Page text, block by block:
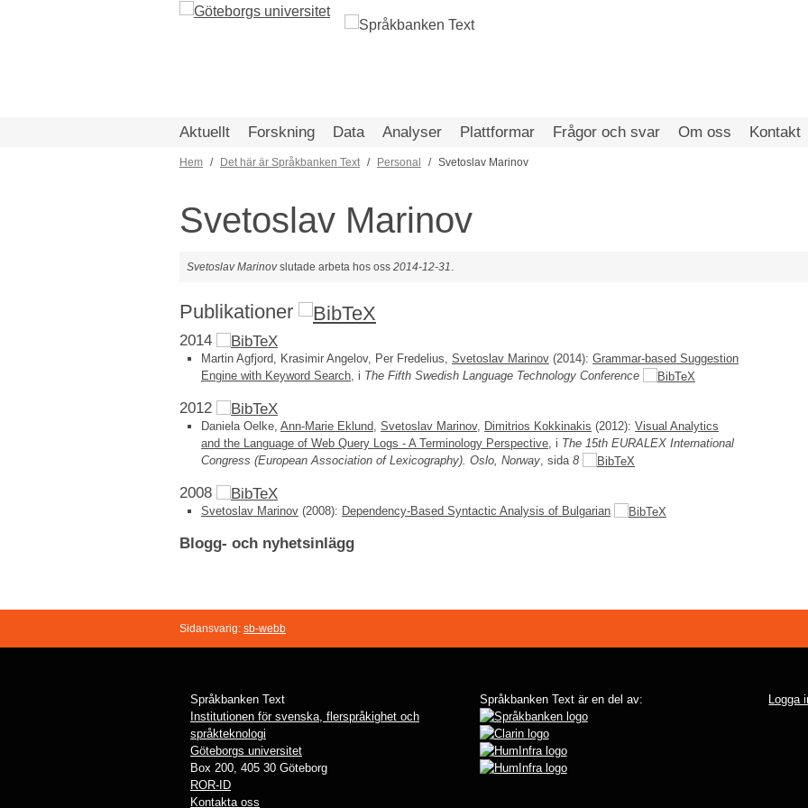
Aktuellt Forskning Data Analyser Plattformar Frågor och svar Om oss Kontakt
Länkstig
Hem Det här är Språkbanken Text Personal Svetoslav Marinov
Svetoslav Marinov
Svetoslav Marinovslutade arbeta hos oss 2014-12-31.
Publikationer
2014
Martin Agfjord, Krasimir Angelov, Per Fredelius, Svetoslav Marinov (2014): Grammar-based Suggestion
Engine with Keyword Search , i The Fifth Swedish Language Technology Conference
2012
Daniela Oelke, Ann-Marie Eklund Svetoslav Marinov, Dimitrios Kokkinakis (2012): Visual Analytics
and the Language of Web Query Logs - A Terminology Perspective , i The 15th EURALEX International
Congress (European Association of Lexicography). Oslo, Norway , sida 8
2008
Svetoslav Marinov (2008): Dependency-Based Syntactic Analysis of Bulgarian
Blogg- och nyhetsinlägg
Sidansvarig: sb-webb
Språkbanken Text
Institutionen för svenska, flerspråkighet och
språkteknologi
Göteborgs universitet
Box 200, 405 30 Göteborg
ROR-ID
Kontakta oss
Språkbanken Text är en del av: Logga